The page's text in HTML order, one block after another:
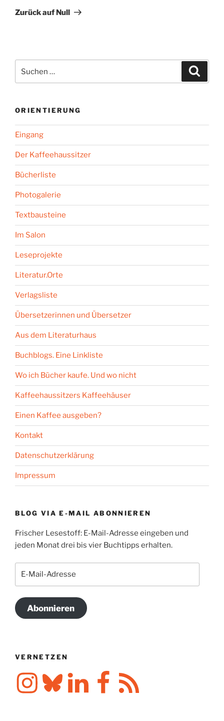
Beitrag
Zurück auf Null
nach:
ORIENTIERUNG
Eingang
Der Kaffeehaussitzer
Bücherliste
Photogalerie
Textbausteine
Im Salon
Leseprojekte
Literatur.Orte
Verlagsliste
Übersetzerinnen und Übersetzer
Aus dem Literaturhaus
Buchblogs. Eine Linkliste
Wo ich Bücher kaufe. Und wo nicht
Kaffeehaussitzers Kaffeehäuser
Einen Kaffee ausgeben?
Kontakt
Datenschutzerklärung
Impressum
BLOG VIA E-MAIL ABONNIEREN
Frischer Lesestoff: E-Mail-Adresse eingeben und
jeden Monat drei bis vier Buchtipps erhalten.
Abonnieren
VERNETZEN
InstagramBlueskyLinkedIn FacebookRSS-
Feed